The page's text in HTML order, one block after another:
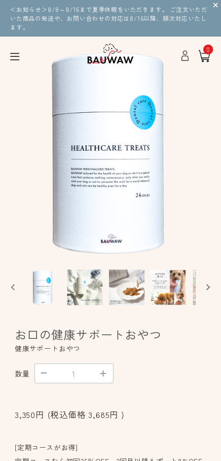
＜お知らせ＞8/8～8/16まで夏季休暇をいただきます。 ご注文いただ
いた商品の発送や、お問い合わせの対応は8/16以降、順次対応いたし
ます。
0
お口の健康サポートおやつ
健康サポートおやつ
数量
3,350円 (税込価格3,685円 )
[定期コースがお得]